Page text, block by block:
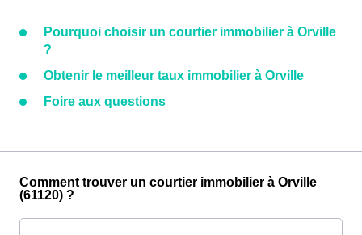
Pourquoi choisir un courtier immobilier à Orville
?
Obtenir le meilleur taux immobilier à Orville
Foire aux questions
Comment trouver un courtier immobilier à Orville
(61120) ?